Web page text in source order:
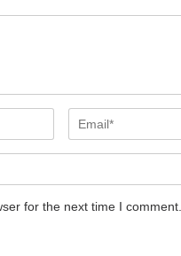
for the next time I comment.